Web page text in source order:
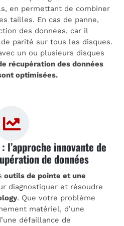
en permettant de combiner
tailles. En cas de panne,
des données, car il
parité sur tous les disques.
un ou plusieurs disques
récupération des données
optimisées.
l’approche innovante de
de données
outils de pointe et une
diagnostiquer et résoudre
. Que votre problème
matériel, d’une
défaillance de